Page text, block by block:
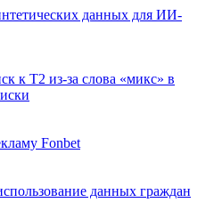
данных для ИИ-
к Т2 из-за слова «микс» в
Fonbet
данных граждан